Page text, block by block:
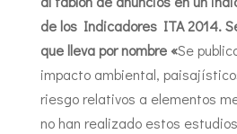
de los Indicadores ITA 2014.
que lleva por nombre «Se
impacto ambiental,
riesgo relativos a elementos
no han realizado estos